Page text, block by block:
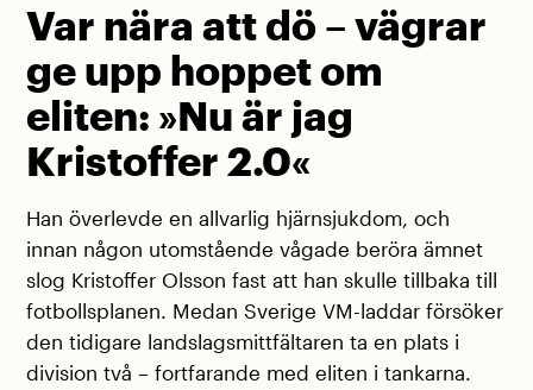
Var nära att dö – vägrar
ge upp hoppet om
eliten: »Nu är jag
Kristoffer 2.0«
Han överlevde en allvarlig hjärnsjukdom, och
innan någon utomstående vågade beröra ämnet
slog Kristoffer Olsson fast att han skulle tillbaka till
fotbollsplanen. Medan Sverige VM-laddar försöker
den tidigare landslagsmittfältaren ta en plats i
division två – fortfarande med eliten i tankarna.